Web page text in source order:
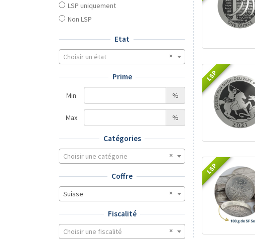
LSP uniquement
Non LSP
Etat
Choisir un état
Prime
Min %
Max %
Catégories
Choisir une catégorie
Coffre
Suisse
Fiscalité
Choisir une fiscalité
LSP
LSP